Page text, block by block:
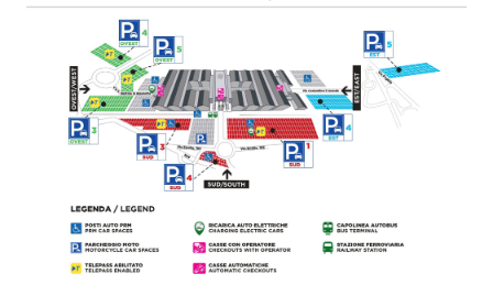
ESPONI A DPE
Richiedi un preventivo